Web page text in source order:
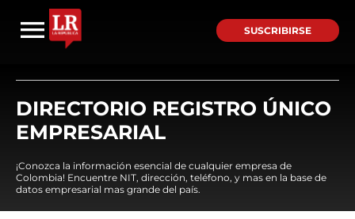
SUSCRIBIRSE
DIRECTORIO REGISTRO ÚNICO
EMPRESARIAL
¡Conozca la información esencial de cualquier empresa de
Colombia! Encuentre NIT, dirección, teléfono, y mas en la base de
datos empresarial mas grande del país.